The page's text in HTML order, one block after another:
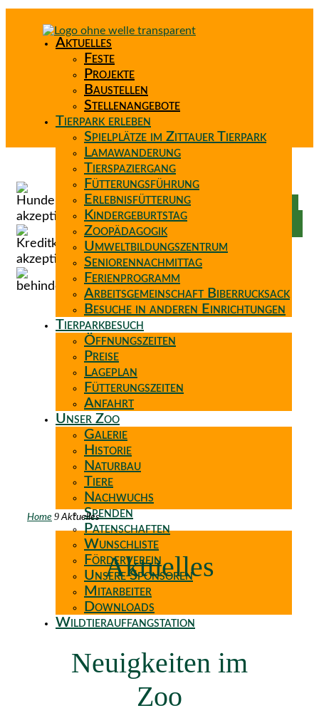
Aktuelles
Feste
Projekte
Baustellen
Stellenangebote
Tierpark erleben
Spielplätze im Zittauer Tierpark
Lamawanderung
Tierspaziergang
Fütterungsführung
Erlebnisfütterung
Kindergeburtstag
Zoopädagogik
Umweltbildungszentrum
Seniorennachmittag
Ferienprogramm
Arbeitsgemeinschaft Biberrucksack
Besuche in anderen Einrichtungen
Tierparkbesuch
Öffnungszeiten
Preise
Lageplan
Fütterungszeiten
Anfahrt
Unser Zoo
Galerie
Historie
Naturbau
Tiere
Nachwuchs
Spenden
Patenschaften
Wunschliste
Förderverein
Unsere Sponsoren
Mitarbeiter
Downloads
Wildtierauffangstation
Home 9 Aktuelles
Aktuelles
Neuigkeiten im
Zoo